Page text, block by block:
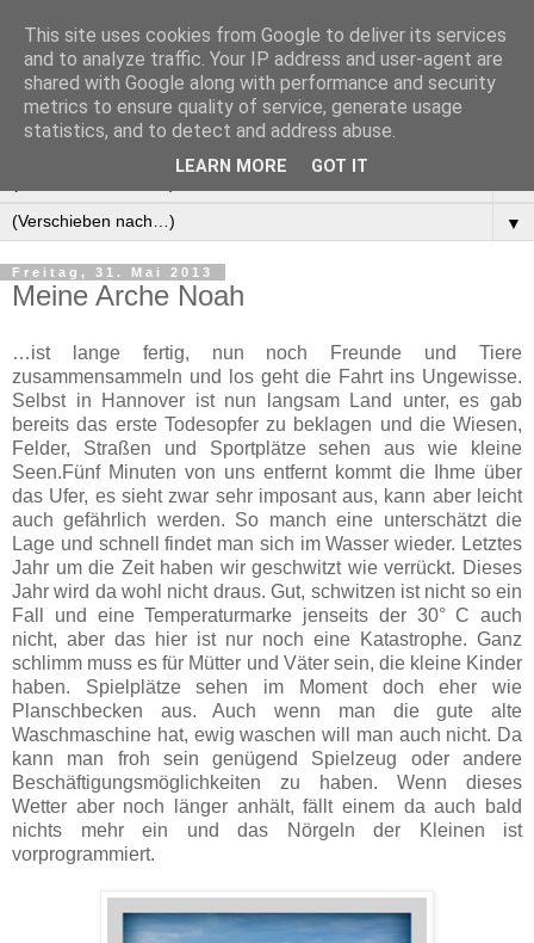
Manus Testwelt, alles
außer langweilig
▼
Freitag, 31. Mai 2013
Meine Arche Noah
…ist lange fertig, nun noch Freunde und Tiere
zusammensammeln und los geht die Fahrt ins Ungewisse.
Selbst in Hannover ist nun langsam Land unter, es gab
bereits das erste Todesopfer zu beklagen und die Wiesen,
Felder, Straßen und Sportplätze sehen aus wie kleine
Seen.Fünf Minuten von uns entfernt kommt die Ihme über
das Ufer, es sieht zwar sehr imposant aus, kann aber leicht
auch gefährlich werden. So manch eine unterschätzt die
Lage und schnell findet man sich im Wasser wieder. Letztes
Jahr um die Zeit haben wir geschwitzt wie verrückt. Dieses
Jahr wird da wohl nicht draus. Gut, schwitzen ist nicht so ein
Fall und eine Temperaturmarke jenseits der 30° C auch
nicht, aber das hier ist nur noch eine Katastrophe. Ganz
schlimm muss es für Mütter und Väter sein, die kleine Kinder
haben. Spielplätze sehen im Moment doch eher wie
Planschbecken aus. Auch wenn man die gute alte
Waschmaschine hat, ewig waschen will man auch nicht. Da
kann man froh sein genügend Spielzeug oder andere
Beschäftigungsmöglichkeiten zu haben. Wenn dieses
Wetter aber noch länger anhält, fällt einem da auch bald
nichts mehr ein und das Nörgeln der Kleinen ist
vorprogrammiert.
This site uses cookies from Google to deliver its services
and to analyze traffic. Your IP address and user-agent are
shared with Google along with performance and security
metrics to ensure quality of service, generate usage
statistics, and to detect and address abuse.
LEARN MORE GOT IT